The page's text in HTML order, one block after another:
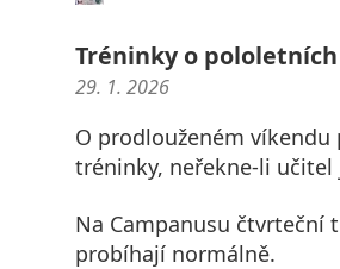
Tréninky o
29. 1. 2026
O prodlouženém víkendu
tréninky, neřekne-li učitel
Na Campanusu čtvrteční
probíhají normálně.